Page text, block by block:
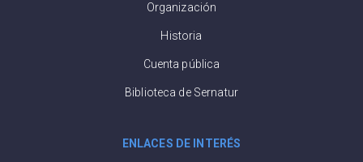
Organización
Historia
Cuenta pública
Biblioteca de Sernatur
ENLACES DE INTERÉS